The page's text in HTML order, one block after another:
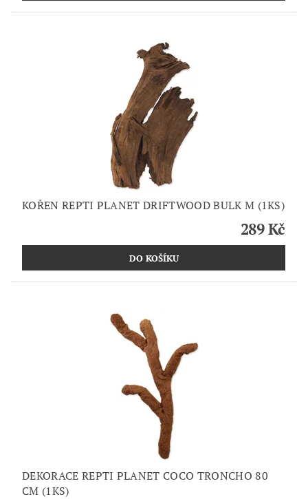
KOŘEN REPTI PLANET DRIFTWOOD BULK M (1KS)
289 Kč
DEKORACE REPTI PLANET COCO TRONCHO 80
CM (1KS)